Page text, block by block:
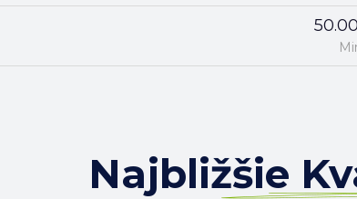
Najbližšie